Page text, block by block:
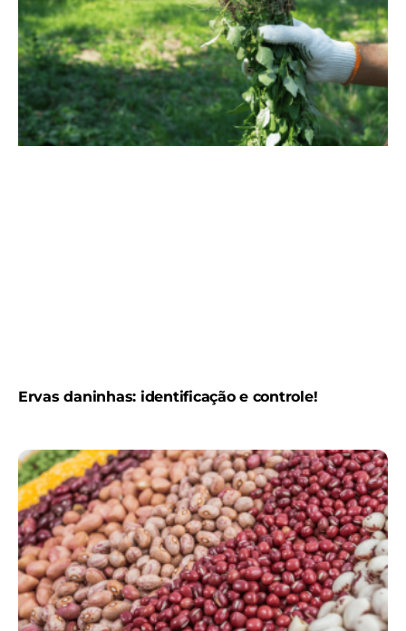
Ervas daninhas: identificação e controle!